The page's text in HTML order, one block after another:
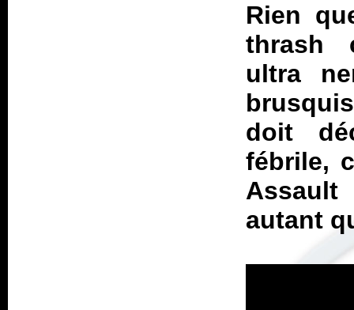
Rien
thrash
ultra
doit
fébrile,
autant